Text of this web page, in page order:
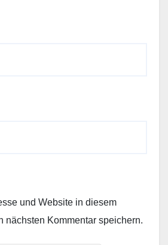
und Website in diesem
nächsten Kommentar speichern.